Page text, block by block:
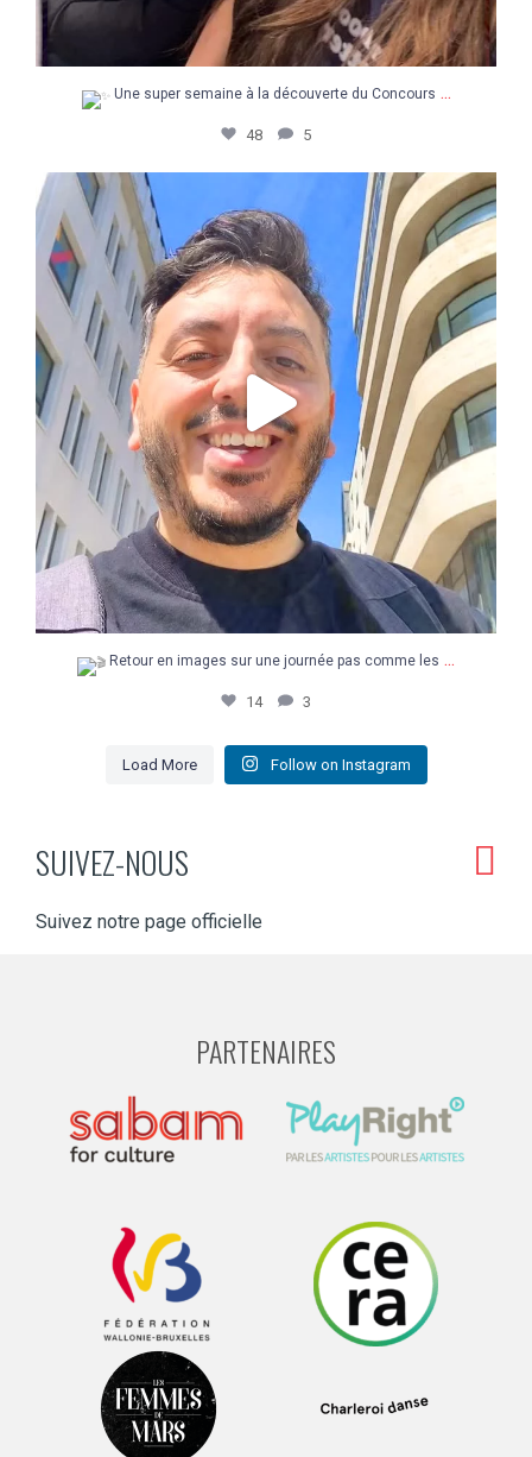
Une super semaine à la découverte du Concours ...
48 5
Retour en images sur une journée pas comme les ...
14 3
Retour en images sur une journée pas comme les ...
14 3
Load More Follow on Instagram
SUIVEZ-NOUS
Suivez notre page officielle
PARTENAIRES